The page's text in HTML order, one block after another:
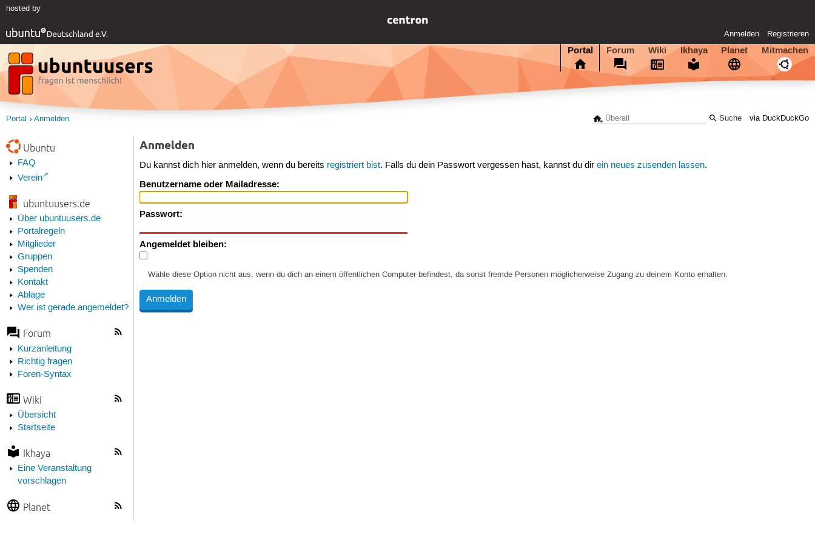
hosted by
Anmelden Registrieren
Portal Forum Wiki Ikhaya Planet Mitmachen
via DuckDuckGo
Portal Anmelden
Ubuntu
FAQ
Verein
ubuntuusers.de
Über ubuntuusers.de
Portalregeln
Mitglieder
Gruppen
Spenden
Kontakt
Ablage
Wer ist gerade angemeldet?
Forum
Kurzanleitung
Richtig fragen
Foren-Syntax
Wiki
Übersicht
Startseite
Ikhaya
Eine Veranstaltung
vorschlagen
Planet
Anmelden
Du kannst dich hier anmelden, wenn du bereits registriert bist. Falls du dein Passwort vergessen hast, kannst du direin neues zusenden lassen.
Benutzername oder Mailadresse:
Passwort:
Angemeldet bleiben:
Wähle diese Option nicht aus, wenn du dich an einem öffentlichen Computer befindest, da sonst fremde Personen möglicherweise Zugang zu deinem Konto erhalten.